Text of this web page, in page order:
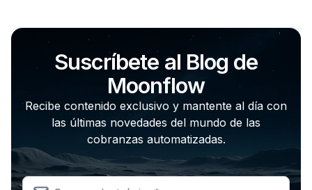
Suscríbete al Blog de
Moonflow
Recibe contenido exclusivo y mantente al día con
las últimas novedades del mundo de las
cobranzas automatizadas.